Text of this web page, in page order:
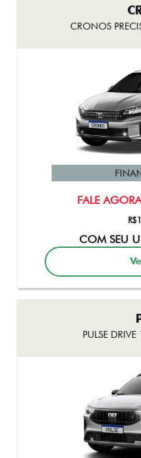
FALE
COM SEU
CRONOS
FALE
COM SEU
PULSE